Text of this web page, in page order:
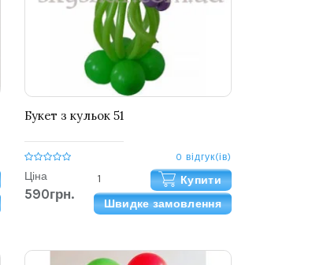
Букет з кульок 51
0 відгук(ів)
Ціна
590грн.
Купити
Швидке замовлення